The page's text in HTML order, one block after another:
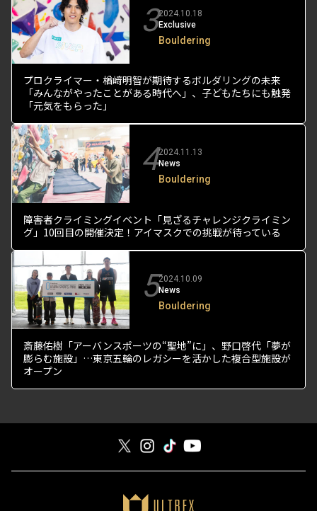
32024.10.18
Exclusive
Bouldering
プロクライマー・楢﨑明智が期待するボルダリングの未来
「みんながやったことがある時代へ」、子どもたちにも触発
「元気をもらった」
42024.11.13
News
Bouldering
障害者クライミングイベント「見ざるチャレンジクライミン
グ」10回目の開催決定！アイマスクでの挑戦が待っている
52024.10.09
News
Bouldering
斎藤佑樹「アーバンスポーツの“聖地”に」、野口啓代「夢が
膨らむ施設」…東京五輪のレガシーを活かした複合型施設が
オープン